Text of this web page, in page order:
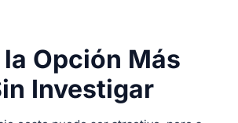
Opción Más
Investigar